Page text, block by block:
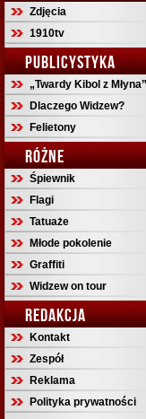
Zdjęcia
1910tv
PUBLICYSTYKA
„Twardy Kibol z Młyna”
Dlaczego Widzew?
Felietony
RÓŻNE
Śpiewnik
Flagi
Tatuaże
Młode pokolenie
Graffiti
Widzew on tour
REDAKCJA
Kontakt
Zespół
Reklama
Polityka prywatności